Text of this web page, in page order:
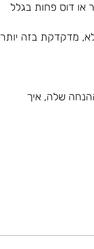
או דוס פחות בגלל
מדקדקת בזה יותר
שלה, איך